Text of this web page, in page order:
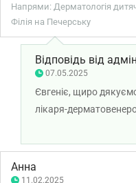
Напрями: Дерматологія
Філія на Печерську
Відповідь від
07.05.2025
Євгеніє, щиро
лікаря-
Анна
11.02.2025